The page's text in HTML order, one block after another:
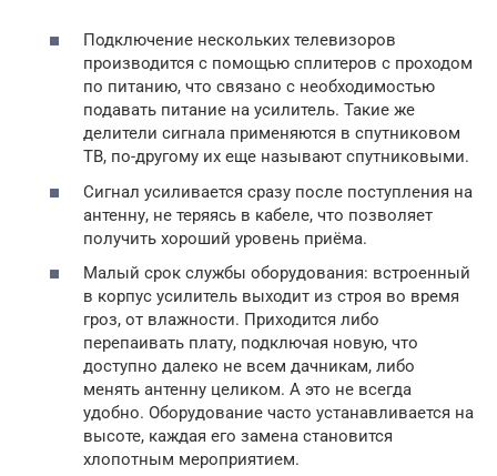
Подключение нескольких телевизоров
производится с помощью сплитеров с проходом
по питанию, что связано с необходимостью
подавать питание на усилитель. Такие же
делители сигнала применяются в спутниковом
ТВ, по-другому их еще называют спутниковыми.
Сигнал усиливается сразу после поступления на
антенну, не теряясь в кабеле, что позволяет
получить хороший уровень приёма.
Малый срок службы оборудования: встроенный
в корпус усилитель выходит из строя во время
гроз, от влажности. Приходится либо
перепаивать плату, подключая новую, что
доступно далеко не всем дачникам, либо
менять антенну целиком. А это не всегда
удобно. Оборудование часто устанавливается на
высоте, каждая его замена становится
хлопотным мероприятием.